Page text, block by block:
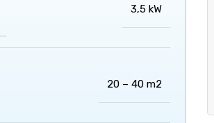
3,5 kW
20 – 40 m2